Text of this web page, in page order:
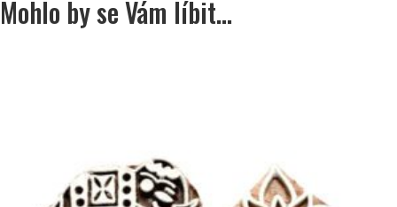
Mohlo by se Vám líbit…